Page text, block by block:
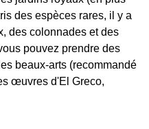
des espèces rares, il y a
des colonnades et des
pouvez prendre des
beaux-arts (recommandé
œuvres d'El Greco,